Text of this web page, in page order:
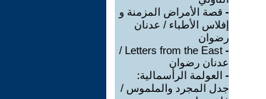
- قصة الأمراض المزمنة و
إفلاس الأطباء / عدنان
رضوان
-
Letters from the East /
عدنان رضوان
- العولمة الرأسمالية:
جدل المجرد والملموس /